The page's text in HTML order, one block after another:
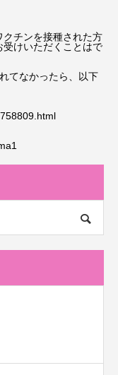
チンを接種された方
けいただくことはで
てなかったら、以下